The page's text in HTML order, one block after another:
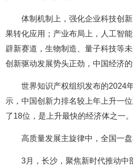
体制机制上，强化企业科技创
果转化应用；产业布局上，人工智
辟新赛道，生物制造、量子科技等
创新驱动发展势头正劲，中国经济的
世界知识产权组织发布的2024
示，中国创新力排名较上年上升一
了18位，是上升最快的经济体之一。
高质量发展主旋律中，全国一
3月，长沙，聚焦新时代推动中